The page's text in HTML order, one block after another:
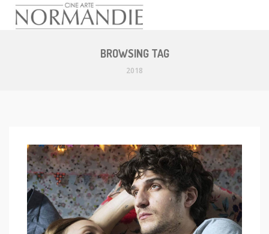
BROWSING TAG
2018